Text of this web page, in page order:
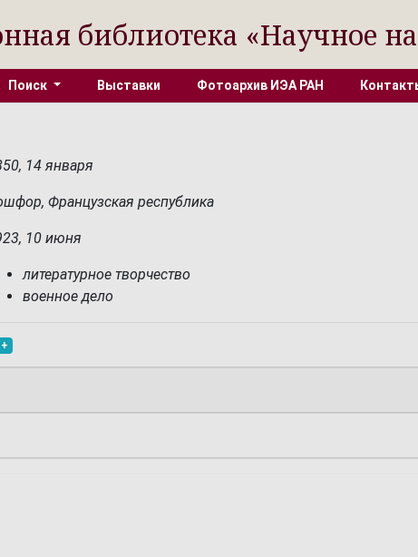
библиотека «Научное
Поиск Выставки Фотоархив ИЭА РАН
14 января
Французская республика
10 июня
литературное творчество
военное дело
+